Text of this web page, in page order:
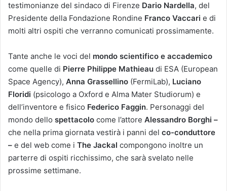
testimonianze del sindaco di Firenze Dario Nardella, del
Presidente della Fondazione Rondine Franco Vaccari e di
molti altri ospiti che verranno comunicati prossimamente.
Tante anche le voci del mondo scientifico e accademico
come quelle di Pierre Philippe Mathieau di ESA (European
Space Agency), Anna Grassellino (FermiLab), Luciano
Floridi (psicologo a Oxford e Alma Mater Studiorum) e
dell’inventore e fisico Federico Faggin. Personaggi del
mondo dello spettacolo come l’attore Alessandro Borghi –
che nella prima giornata vestirà i panni del co-conduttore
– e del web come i The Jackal compongono inoltre un
parterre di ospiti ricchissimo, che sarà svelato nelle
prossime settimane.